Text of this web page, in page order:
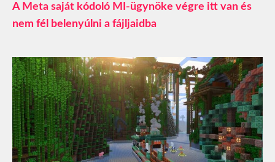
A Meta saját kódoló MI-ügynöke végre itt van és
nem fél belenyúlni a fájljaidba